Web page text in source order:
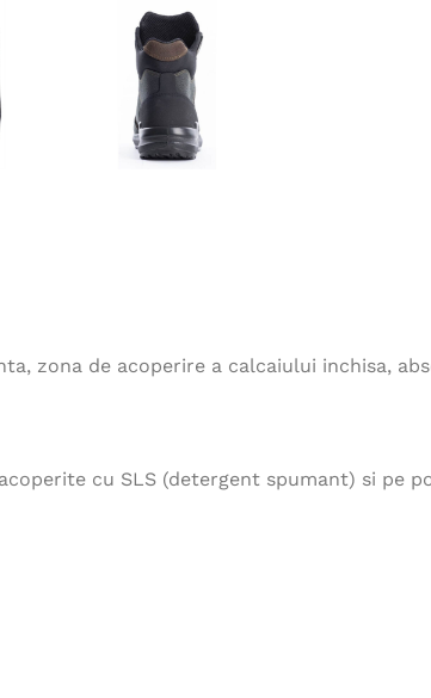
zona de acoperire a calcaiului inchisa,
cu SLS (detergent spumant) si pe